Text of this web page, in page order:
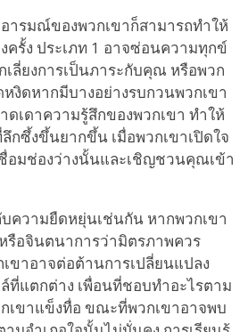
ารมณ์ของพวกเขาก็สามารถทำให้
ครั้ง ประเภท 1 อาจซ่อนความทุกข์
เลี่ยงการเป็นภาระกับคุณ หรือพวก
งิดหากมีบางอย่างรบกวนพวกเขา
เดาความรู้สึกของพวกเขา ทำให้
กซึ้งขึ้นยากขึ้น เมื่อพวกเขาเปิดใจ
ชื่อมช่องว่างนั้นและเชิญชวนคุณเข้า
ความยืดหยุ่นเช่นกัน หากพวกเขา
รือจินตนาการว่ามิตรภาพควร
ขาอาจต่อต้านการเปลี่ยนแปลง
ที่แตกต่าง เพื่อนที่ชอบทำอะไรตาม
เขาแข็งทื่อ ขณะที่พวกเขาอาจพบ